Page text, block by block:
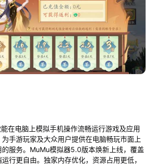
在电脑上模拟手机操作流畅运行游戏及应用
手游玩家及大众用户提供在电脑畅玩市面上
服务。MuMu模拟器5.0版本焕新上线，覆盖
行更自由。独家内存优化，资源占用更低，